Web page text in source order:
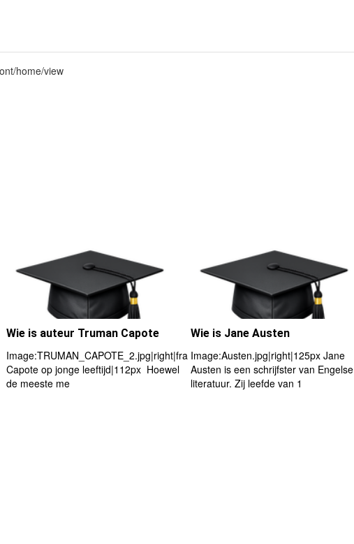
home/view
Wie is auteur Truman Capote
Image:TRUMAN_CAPOTE_2.jpg|right|frame|Truman
Capote op jonge leeftijd|112px Hoewel
de meeste me
Wie is Jane Austen
Image:Austen.jpg|right|125px Jane
Austen is een schrijfster van Engelse
literatuur. Zij leefde van 1